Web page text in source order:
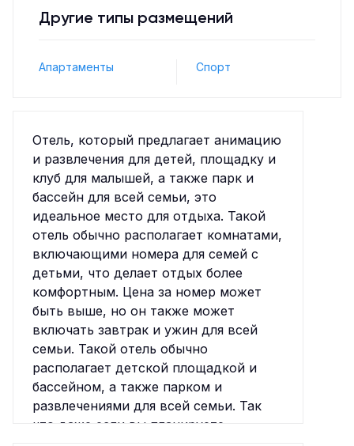
Другие типы размещений
Апартаменты Спорт
Отель, который предлагает анимацию
и развлечения для детей, площадку и
клуб для малышей, а также парк и
бассейн для всей семьи, это
идеальное место для отдыха. Такой
отель обычно располагает комнатами,
включающими номера для семей с
детьми, что делает отдых более
комфортным. Цена за номер может
быть выше, но он также может
включать завтрак и ужин для всей
семьи. Такой отель обычно
располагает детской площадкой и
бассейном, а также парком и
развлечениями для всей семьи. Так
что даже если вы планируете